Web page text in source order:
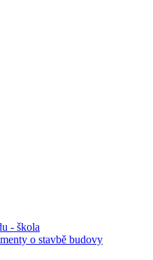
- škola
o stavbě budovy